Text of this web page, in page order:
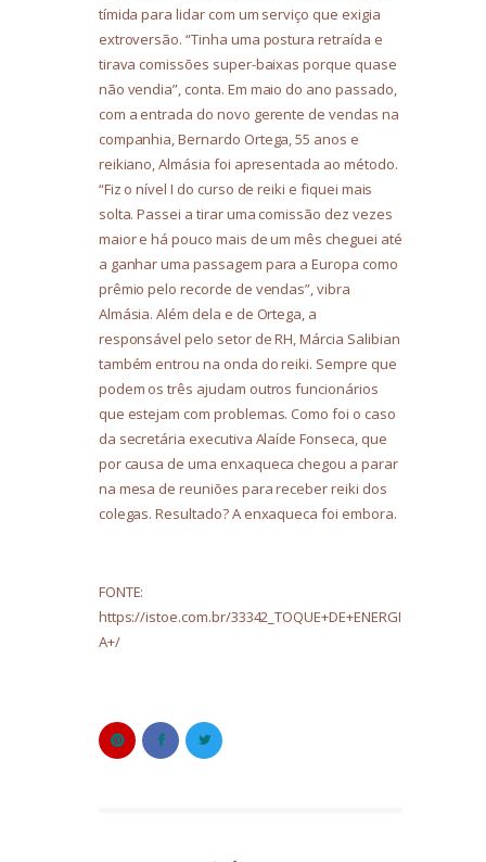
tímida para lidar com um serviço que exigia
extroversão. “Tinha uma postura retraída e
tirava comissões super-baixas porque quase
não vendia”, conta. Em maio do ano passado,
com a entrada do novo gerente de vendas na
companhia, Bernardo Ortega, 55 anos e
reikiano, Almásia foi apresentada ao método.
“Fiz o nível I do curso de reiki e fiquei mais
solta. Passei a tirar uma comissão dez vezes
maior e há pouco mais de um mês cheguei até
a ganhar uma passagem para a Europa como
prêmio pelo recorde de vendas”, vibra
Almásia. Além dela e de Ortega, a
responsável pelo setor de RH, Márcia Salibian
também entrou na onda do reiki. Sempre que
podem os três ajudam outros funcionários
que estejam com problemas. Como foi o caso
da secretária executiva Alaíde Fonseca, que
por causa de uma enxaqueca chegou a parar
na mesa de reuniões para receber reiki dos
colegas. Resultado? A enxaqueca foi embora.
FONTE:
https://istoe.com.br/33342_TOQUE+DE+ENERGI
A+/